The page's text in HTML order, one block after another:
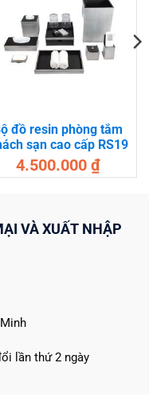
đồ resin phòng tắm
sạn cao cấp RS19
4.500.000 ₫
VÀ XUẤT NHẬP
lần thứ 2 ngày